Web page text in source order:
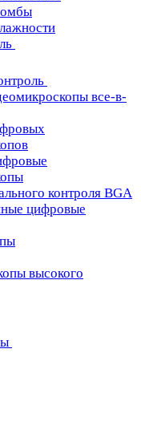
все-в-
контроля BGA
цифровые
высокого